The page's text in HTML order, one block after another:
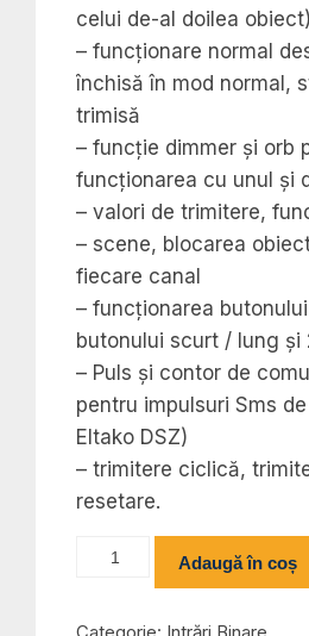
celui de-al doilea obiect)
– funcționare normal
închisă în mod normal,
trimisă
– funcție dimmer și orb
funcționarea cu unul și
– valori de trimitere,
– scene, blocarea
fiecare canal
– funcționarea
butonului scurt / lung și
– Puls și contor de
pentru impulsuri Sms
Eltako DSZ)
– trimitere ciclică,
resetare.
Cantitate
Adaugă în coș